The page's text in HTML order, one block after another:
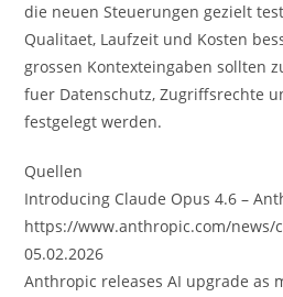
die neuen Steuerungen gezielt
Qualitaet, Laufzeit und Kosten
grossen Kontexteingaben sollten
fuer Datenschutz, Zugriffsrechte
festgelegt werden.
Quellen
Introducing Claude Opus 4.6 –
https://www.anthropic.com/news/
05.02.2026
Anthropic releases AI upgrade as